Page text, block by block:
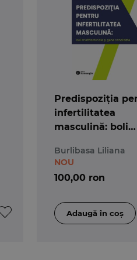
Predispoziția
infertilitatea
masculină: boli
candidate
Burlibasa Liliana
100,00 ron
NOU